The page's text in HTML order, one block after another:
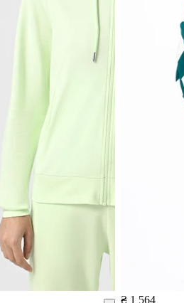
₴ 1 564